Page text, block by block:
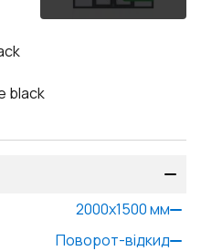
black
2000x1500мм
Поворот-відкид